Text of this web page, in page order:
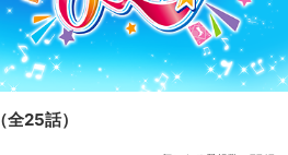
（全25話）